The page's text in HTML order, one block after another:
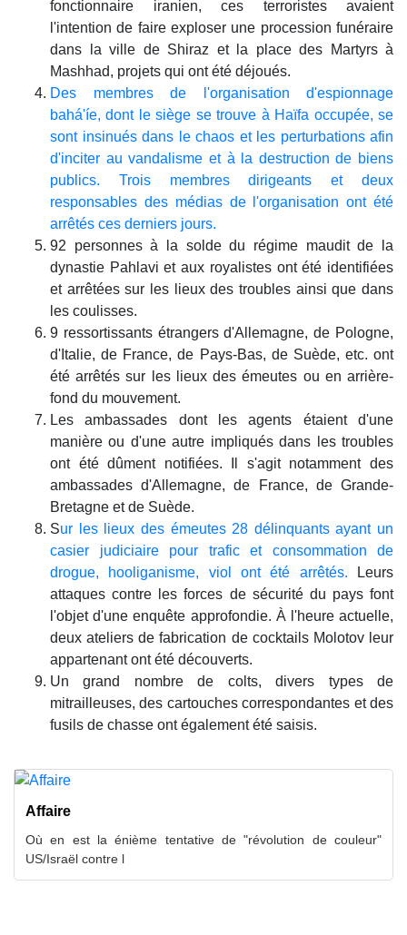
fonctionnaire iranien, ces terroristes avaient
l'intention de faire exploser une procession funéraire
dans la ville de Shiraz et la place des Martyrs à
Mashhad, projets qui ont été déjoués.
Des membres de l'organisation d'espionnage
bahá'íe, dont le siège se trouve à Haïfa occupée, se
sont insinués dans le chaos et les perturbations afin
d'inciter au vandalisme et à la destruction de biens
publics. Trois membres dirigeants et deux
responsables des médias de l'organisation ont été
arrêtés ces derniers jours.
92 personnes à la solde du régime maudit de la
dynastie Pahlavi et aux royalistes ont été identifiées
et arrêtées sur les lieux des troubles ainsi que dans
les coulisses.
9 ressortissants étrangers d'Allemagne, de Pologne,
d'Italie, de France, de Pays-Bas, de Suède, etc. ont
été arrêtés sur les lieux des émeutes ou en arrière-
fond du mouvement.
Les ambassades dont les agents étaient d'une
manière ou d'une autre impliqués dans les troubles
ont été dûment notifiées. Il s'agit notamment des
ambassades d'Allemagne, de France, de Grande-
Bretagne et de Suède.
Sur les lieux des émeutes 28 délinquants ayant un
casier judiciaire pour trafic et consommation de
drogue, hooliganisme, viol ont été arrêtés. Leurs
attaques contre les forces de sécurité du pays font
l'objet d'une enquête approfondie. À l'heure actuelle,
deux ateliers de fabrication de cocktails Molotov leur
appartenant ont été découverts.
Un grand nombre de colts, divers types de
mitrailleuses, des cartouches correspondantes et des
fusils de chasse ont également été saisis.
Affaire
Où en est la énième tentative de "révolution de couleur"
US/Israël contre l